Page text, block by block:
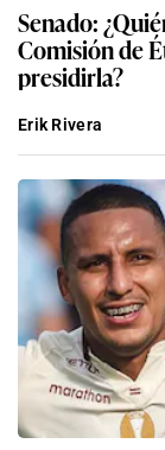
Senado:
Comisión de
presidirla?
Erik Rivera